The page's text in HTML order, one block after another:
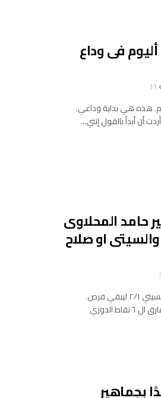
فى وداع
هذه هي بداية وداعي.
أن أبدأ بالقول إنني...
حامد المحلاوى
او صلاح
انتهت معركة الليفر والسيتي بفوز السيتي ٢/١ ليبقي فرص
المنافسة مع الارسنال قائمة رغم فارق ال ٦ نقاط الدوري
بجماهير